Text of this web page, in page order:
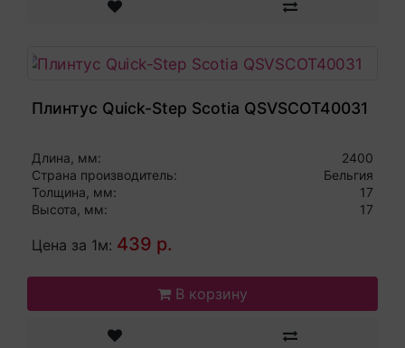
Плинтус Quick-Step Scotia QSVSCOT40031
Длина, мм:
2400
Страна производитель:
Бельгия
Толщина, мм:
17
Высота, мм:
17
Цена за 1м: 439 р.
В корзину